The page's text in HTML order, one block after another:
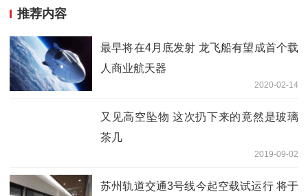
推荐内容
最早将在4月底发射 龙飞船有望成首个载
人商业航天器
2020-02-14
又见高空坠物 这次扔下来的竟然是玻璃
茶几
2019-09-02
苏州轨道交通3号线今起空载试运行 将于